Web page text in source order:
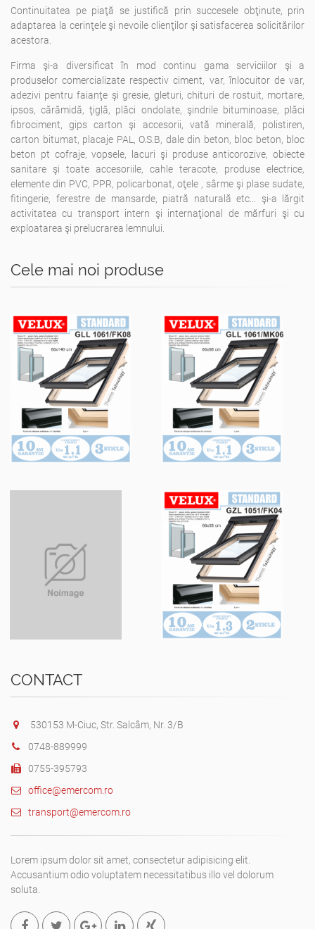
Continuitatea pe piaţă se justifică prin succesele obţinute, prin
adaptarea la cerinţele şi nevoile clienţilor şi satisfacerea solicitărilor
acestora.
Firma şi-a diversificat în mod continu gama serviciilor şi a
produselor comercializate respectiv ciment, var, înlocuitor de var,
adezivi pentru faianţe şi gresie, gleturi, chituri de rostuit, mortare,
ipsos, cărămidă, ţiglă, plăci ondolate, şindrile bituminoase, plăci
fibrociment, gips carton şi accesorii, vată minerală, polistiren,
carton bitumat, placaje PAL, O.S.B, dale din beton, bloc beton, bloc
beton pt cofraje, vopsele, lacuri şi produse anticorozive, obiecte
sanitare şi toate accesoriile, cahle teracote, produse electrice,
elemente din PVC, PPR, policarbonat, oţele , sârme şi plase sudate,
fitingerie, ferestre de mansarde, piatră naturală etc... şi-a lărgit
activitatea cu transport intern şi internaţional de mărfuri şi cu
exploatarea şi prelucrarea lemnului.
Cele mai noi produse
CONTACT
530153 M-Ciuc, Str. Salcâm, Nr. 3/B
0748-889999
0755-395793
office@emercom.ro
transport@emercom.ro
Lorem ipsum dolor sit amet, consectetur adipisicing elit.
Accusantium odio voluptatem necessitatibus illo vel dolorum
soluta.